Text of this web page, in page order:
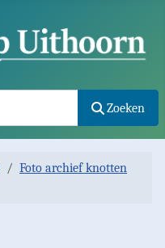
Zoeken
Foto archief knotten